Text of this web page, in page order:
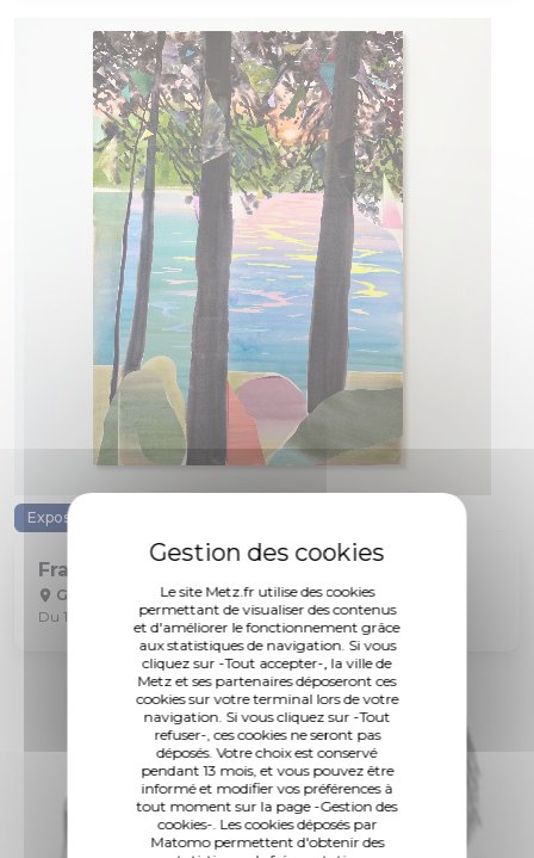
Le site Metz.fr utilise des cookies
permettant de visualiser des contenus
et d'améliorer le fonctionnement grâce
aux statistiques de navigation. Si vous
cliquez sur -Tout accepter-, la ville de
Metz et ses partenaires déposeront ces
cookies sur votre terminal lors de votre
navigation. Si vous cliquez sur -Tout
refuser-, ces cookies ne seront pas
déposés. Votre choix est conservé
pendant 13 mois, et vous pouvez être
informé et modifier vos préférences à
tout moment sur la page -Gestion des
cookies-. Les cookies déposés par
Matomo permettent d'obtenir des
Exposition
Fragments de présence
Galerie PJ
Du 13 juin au 18 juillet